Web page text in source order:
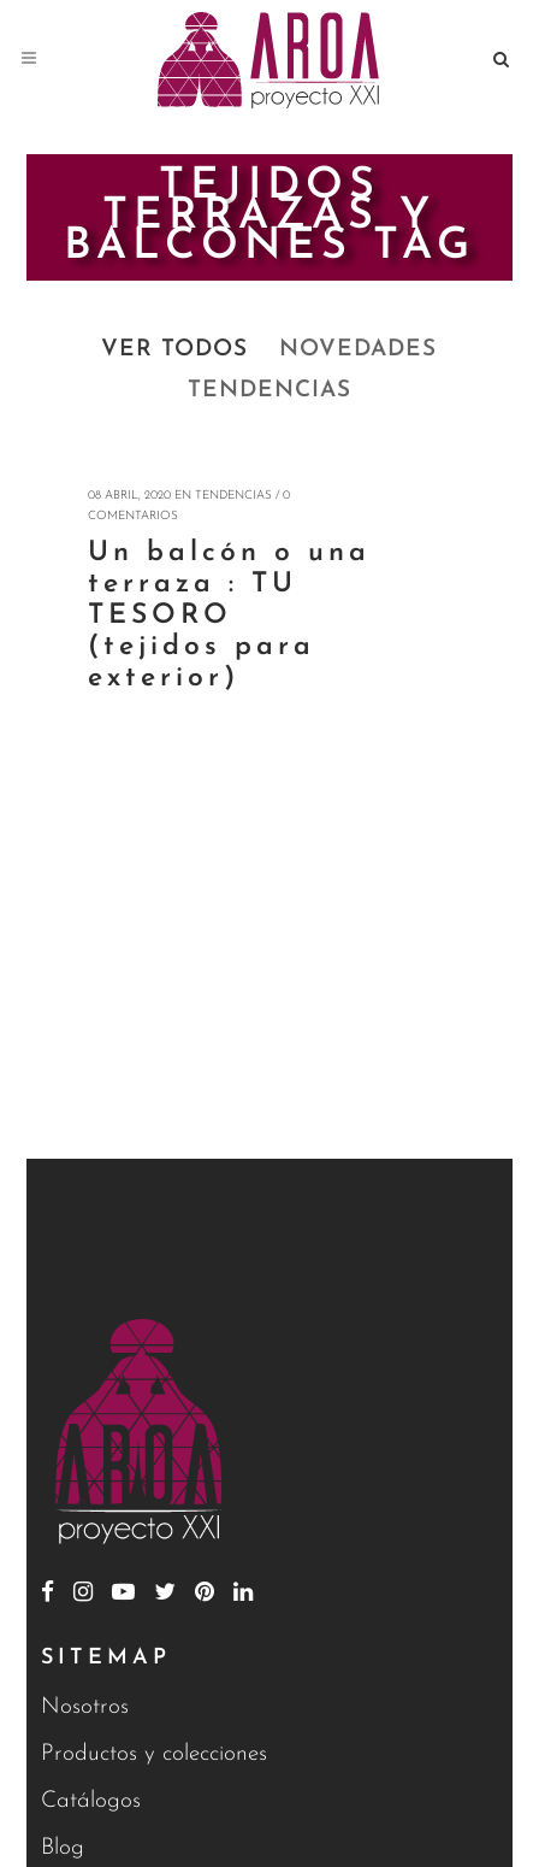
TEJIDOS
TERRAZAS Y
BALCONES TAG
VER TODOS
NOVEDADES
TENDENCIAS
08 ABRIL, 2020EN TENDENCIAS / 0
COMENTARIOS
Un balcón o una
terraza : TU
TESORO
(tejidos para
exterior)
SITEMAP
Nosotros
Productos y colecciones
Catálogos
Blog